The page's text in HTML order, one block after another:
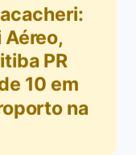
Aéreo,
PR
10 em
na